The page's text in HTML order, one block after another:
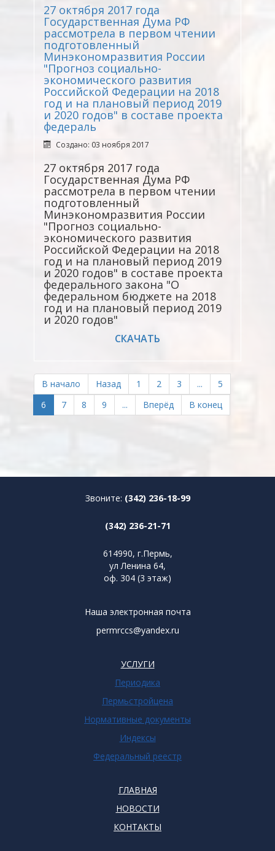
27 октября 2017 года
Государственная Дума РФ
рассмотрела в первом чтении
подготовленный
Минэкономразвития России
"Прогноз социально-
экономического развития
Российской Федерации на 2018
год и на плановый период 2019
и 2020 годов" в составе проекта
федераль
Создано: 03 ноября 2017
27 октября 2017 года
Государственная Дума РФ
рассмотрела в первом чтении
подготовленный
Минэкономразвития России
"Прогноз социально-
экономического развития
Российской Федерации на 2018
год и на плановый период 2019
и 2020 годов" в составе проекта
федерального закона "О
федеральном бюджете на 2018
год и на плановый период 2019
и 2020 годов"
СКАЧАТЬ
В начало Назад 1 2 3 ...
5
6
7 8 9 ... Вперёд В конец
Звоните: (342) 236-18-99
(342) 236-21-71
614990, г.Пермь,
ул Ленина 64,
оф. 304 (3 этаж)
Наша электронная почта
permrccs@yandex.ru
УСЛУГИ
Периодика
Пермьстройцена
Нормативные документы
Индексы
Федеральный реестр
ГЛАВНАЯ
НОВОСТИ
КОНТАКТЫ